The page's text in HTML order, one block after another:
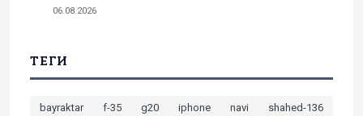
06.08.2026
ТЕГИ
bayraktar f-35 g20 iphone navi
shahed-136